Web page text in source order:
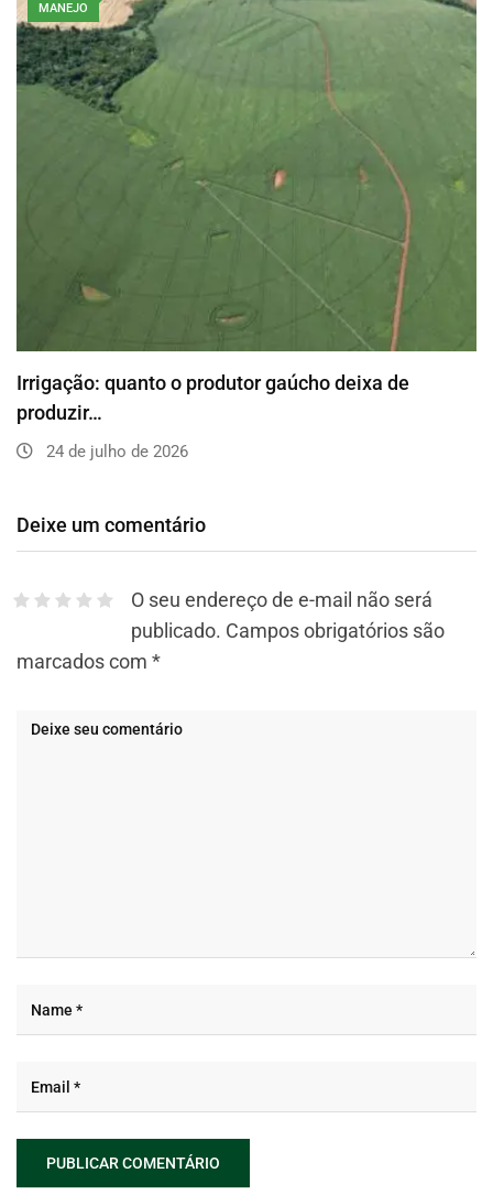
MANEJO
Irrigação: quanto o produtor gaúcho deixa de
produzir…
24 de julho de 2026
Deixe um comentário
O seu endereço de e-mail não será
publicado. Campos obrigatórios são
marcados com *